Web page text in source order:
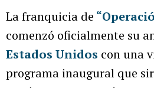
La franquicia de
comenzó oficialmente su
Estados Unidos con una
programa inaugural que